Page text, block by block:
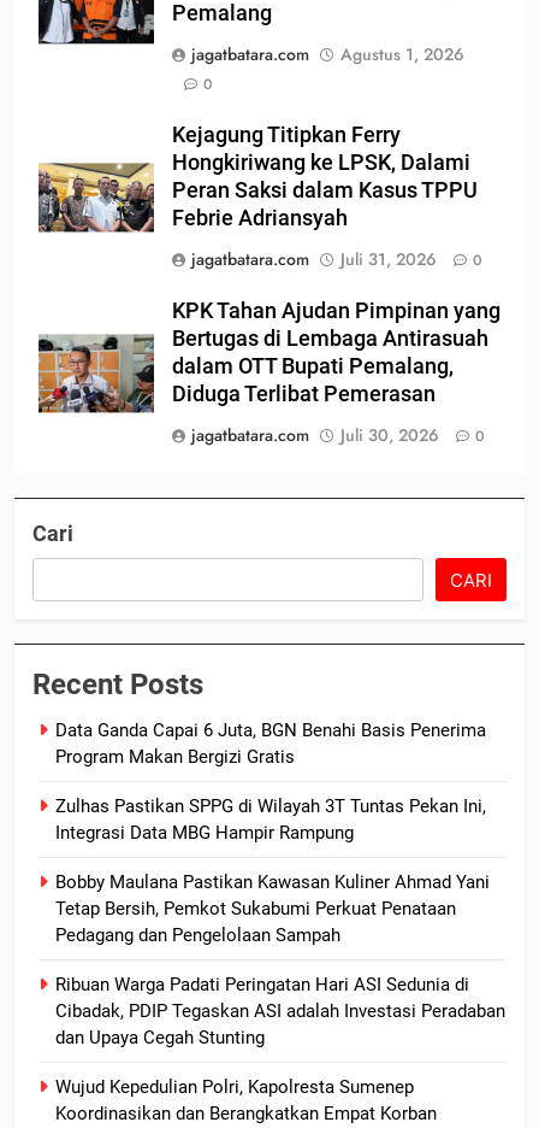
Pemalang
jagatbatara.com
Agustus 1, 2026
0
Kejagung Titipkan Ferry
Hongkiriwang ke LPSK, Dalami
Peran Saksi dalam Kasus TPPU
Febrie Adriansyah
jagatbatara.com
Juli 31, 2026 0
KPK Tahan Ajudan Pimpinan yang
Bertugas di Lembaga Antirasuah
dalam OTT Bupati Pemalang,
Diduga Terlibat Pemerasan
jagatbatara.com
Juli 30, 2026 0
Cari
CARI
Recent Posts
Data Ganda Capai 6 Juta, BGN Benahi Basis Penerima
Program Makan Bergizi Gratis
Zulhas Pastikan SPPG di Wilayah 3T Tuntas Pekan Ini,
Integrasi Data MBG Hampir Rampung
Bobby Maulana Pastikan Kawasan Kuliner Ahmad Yani
Tetap Bersih, Pemkot Sukabumi Perkuat Penataan
Pedagang dan Pengelolaan Sampah
Ribuan Warga Padati Peringatan Hari ASI Sedunia di
Cibadak, PDIP Tegaskan ASI adalah Investasi Peradaban
dan Upaya Cegah Stunting
Wujud Kepedulian Polri, Kapolresta Sumenep
Koordinasikan dan Berangkatkan Empat Korban